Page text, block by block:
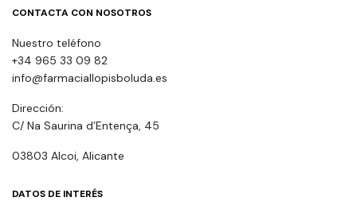
CONTACTA CON NOSOTROS
Nuestro teléfono
+34 965 33 09 82
info@farmaciallopisboluda.es
Dirección:
C/ Na Saurina d’Entença, 45
03803 Alcoi, Alicante
DATOS DE INTERÉS